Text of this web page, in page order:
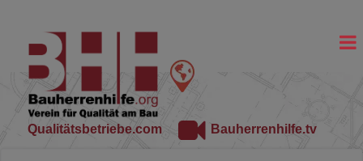
Qualitätsbetriebe.com Bauherrenhilfe.tv